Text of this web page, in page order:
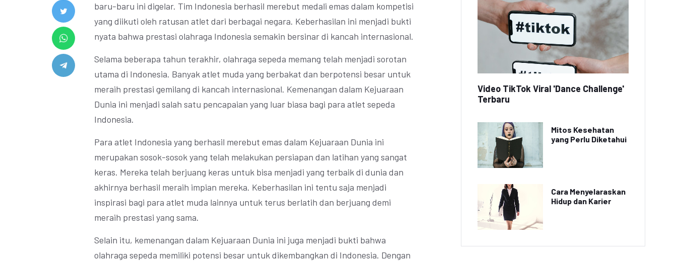
baru-baru ini digelar. Tim Indonesia berhasil merebut medali emas dalam kompetisi
yang diikuti oleh ratusan atlet dari berbagai negara. Keberhasilan ini menjadi bukti
nyata bahwa prestasi olahraga Indonesia semakin bersinar di kancah internasional.
Selama beberapa tahun terakhir, olahraga sepeda memang telah menjadi sorotan
utama di Indonesia. Banyak atlet muda yang berbakat dan berpotensi besar untuk
meraih prestasi gemilang di kancah internasional. Kemenangan dalam Kejuaraan
Dunia ini menjadi salah satu pencapaian yang luar biasa bagi para atlet sepeda
Indonesia.
Para atlet Indonesia yang berhasil merebut emas dalam Kejuaraan Dunia ini
merupakan sosok-sosok yang telah melakukan persiapan dan latihan yang sangat
keras. Mereka telah berjuang keras untuk bisa menjadi yang terbaik di dunia dan
akhirnya berhasil meraih impian mereka. Keberhasilan ini tentu saja menjadi
inspirasi bagi para atlet muda lainnya untuk terus berlatih dan berjuang demi
meraih prestasi yang sama.
Selain itu, kemenangan dalam Kejuaraan Dunia ini juga menjadi bukti bahwa
olahraga sepeda memiliki potensi besar untuk dikembangkan di Indonesia. Dengan
Video TikTok Viral 'Dance Challenge'
Terbaru
Mitos Kesehatan
yang Perlu Diketahui
Cara Menyelaraskan
Hidup dan Karier